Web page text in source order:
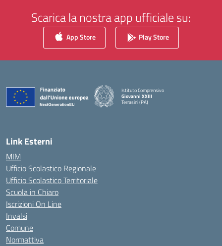
Scarica la nostra app ufficiale su:
App Store Play Store
Istituto Comprensivo
Giovanni XXIII
Terrasini (PA)
Link Esterni
MIM
Ufficio Scolastico Regionale
Ufficio Scolastico Territoriale
Scuola in Chiaro
Iscrizioni On Line
Invalsi
Comune
Normattiva